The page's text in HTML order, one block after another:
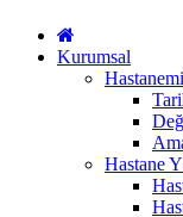
Kurumsal
Hastane